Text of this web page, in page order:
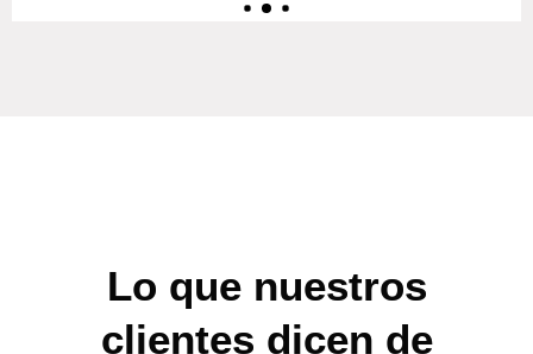
Lo que nuestros
clientes dicen de